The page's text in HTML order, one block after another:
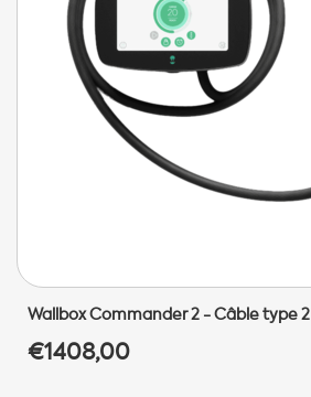
Wallbox Commander 2 - Câble type 2
€1408,00